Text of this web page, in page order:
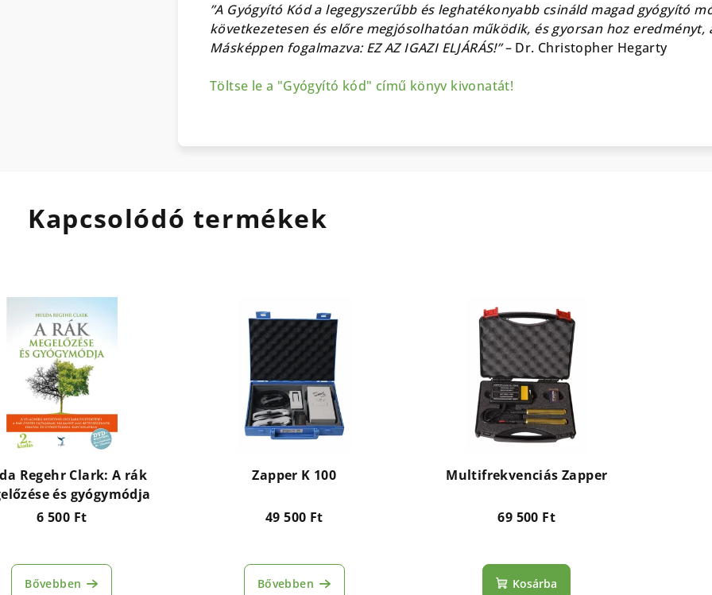
”A Gyógyító Kód a legegyszerűbb és leghatékonyabb csináld magad gyógyító
következetesen és előre megjósolhatóan működik, és gyorsan hoz
Másképpen fogalmazva: EZ AZ IGAZI ELJÁRÁS!” – Dr. Christopher Hegarty
Töltse le a "Gyógyító kód" című könyv kivonatát!
Kapcsolódó termékek
Regehr Clark: A rák
és gyógymódja
6 500 Ft
Bővebben
Zapper K 100
49 500 Ft
Bővebben
Multifrekvenciás Zapper
69 500 Ft
Kosárba